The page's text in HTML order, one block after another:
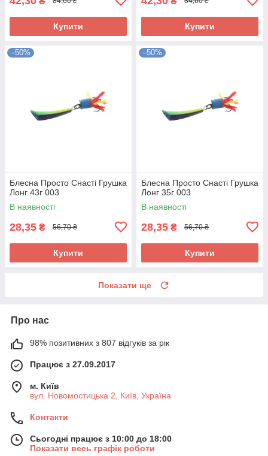
Купити Купити
–50%
Блесна Просто Снасті Грушка
Лонг 43г 003
В наявності
28,35 ₴ 56,70 ₴
Купити
–50%
Блесна Просто Снасті Грушка
Лонг 35г 003
В наявності
28,35 ₴ 56,70 ₴
Купити
Показати ще
Про нас
98% позитивних з 807 відгуків за рік
Працює з 27.09.2017
м. Київ
вул. Новомостицька 2, Київ, Україна
Контакти
Сьогодні працює з 10:00 до 18:00
Показати весь графік роботи